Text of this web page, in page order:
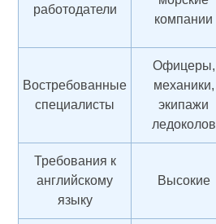
работодатели
компании
Востребованные
специалисты
Офицеры,
механики,
экипажи
ледоколов
Требования к
английскому
языку
Высокие